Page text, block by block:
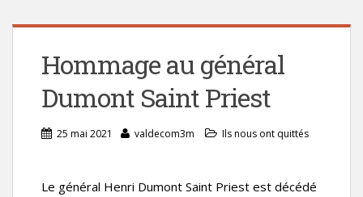
Hommage au général
Dumont Saint Priest
25 mai 2021 valdecom3m Ils nous ont quittés
Le général Henri Dumont Saint Priest est décédé